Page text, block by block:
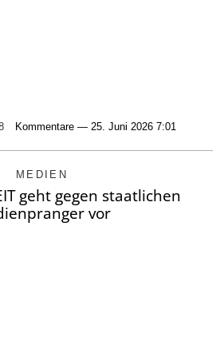
Kommentare — 25. Juni 2026 7:01
MEDIEN
geht gegen staatlichen
vor